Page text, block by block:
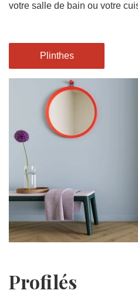
votre salle de bain ou votre
Plinthes
Profilés